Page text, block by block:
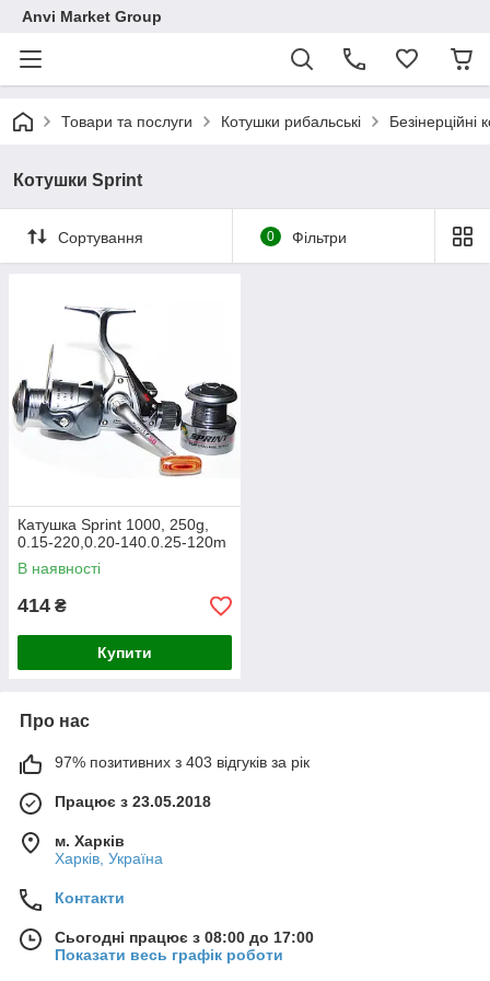
Anvi Market Group
Товари та послуги Котушки рибальські Безінерційні
Котушки Sprint
Сортування 0 Фільтри
Катушка Sprint 1000, 250g,
0.15-220,0.20-140.0.25-120m
В наявності
414 ₴
Купити
Про нас
97% позитивних з 403 відгуків за рік
Працює з 23.05.2018
м. Харків
Харків, Україна
Контакти
Сьогодні працює з 08:00 до 17:00
Показати весь графік роботи